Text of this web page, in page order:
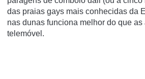
das praias gays mais conhecidas da
nas dunas funciona melhor do que
telemóvel.